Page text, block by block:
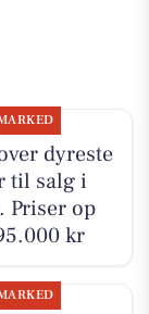
dyreste
til salg i
Priser op
kr